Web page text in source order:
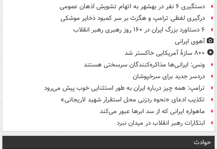
دستگیری ۶ نفر در بهشهر به اتهام تشویش اذهان عمومی
درگیری لفظی ترامپ و هگزث بر سر کمبود ذخایر موشکی
۶ دستاورد بزرگ ایران در ۱۶۰ روز رهبری رهبر انقلاب
آهوی ایرانی
۸۰۰ سازۀ آمریکایی خاکستر شد
ونس: ایرانی‌ها مذاکره‌کنندگان سرسختی هستند
دردسر جدید برای سرخپوشان
ترامپ: همه چیز درباره ایران به طور استثنایی خوب پیش می‌رود
تکذیب ادعای «نحوه ردزنی محل استقرار شهید لاریجانی»
ماهواره ایرانی که از سد ابرها عبور می‌کند
ابتکارات رهبر انقلاب در میدان نبرد
حوادث